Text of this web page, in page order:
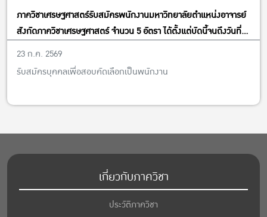
ภาควิชาเศรษฐศาสตร์รับสมัครพนักงานมหาวิทยาลัยตำแหน่งอาจารย์
สังกัดภาควิชาเศรษฐศาสตร์ จำนวน 5 อัตรา ได้ตั้งแต่บัดนี้จนถึงวันที่
13 พฤศจิกายน พ.ศ. 2569
23 ก.ค. 2569
รับสมัครบุคคลเพื่อสอบคัดเลือกเป็นพนักงาน
เกี่ยวกับภาควิชา
ประวัติภาควิชา